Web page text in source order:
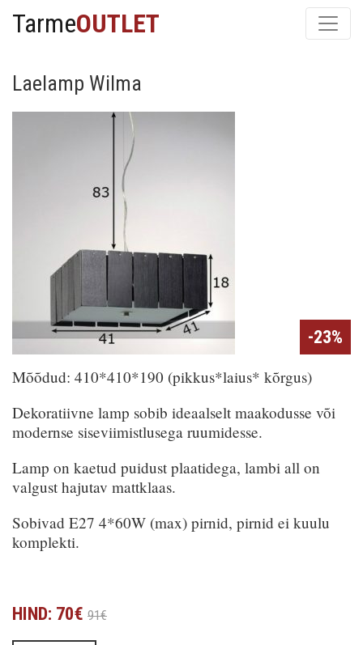
TarmeOUTLET
Laelamp Wilma
-23%
Mõõdud: 410*410*190 (pikkus*laius* kõrgus)
Dekoratiivne lamp sobib ideaalselt maakodusse või
modernse siseviimistlusega ruumidesse.
Lamp on kaetud puidust plaatidega, lambi all on
valgust hajutav mattklaas.
Sobivad E27 4*60W (max) pirnid, pirnid ei kuulu
komplekti.
HIND: 70€ 91€